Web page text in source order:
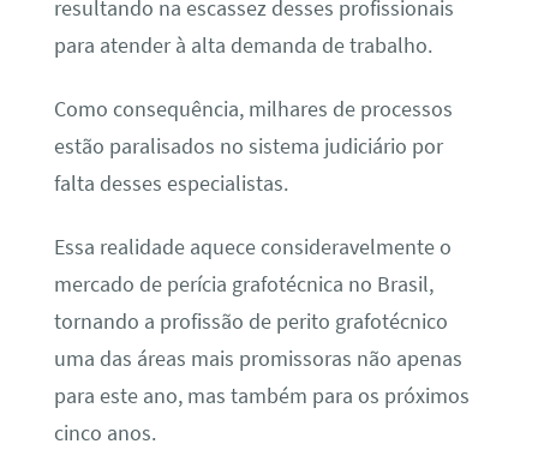
resultando na escassez desses profissionais
para atender à alta demanda de trabalho.
Como consequência, milhares de processos
estão paralisados no sistema judiciário por
falta desses especialistas.
Essa realidade aquece consideravelmente o
mercado de perícia grafotécnica no Brasil,
tornando a profissão de perito grafotécnico
uma das áreas mais promissoras não apenas
para este ano, mas também para os próximos
cinco anos.